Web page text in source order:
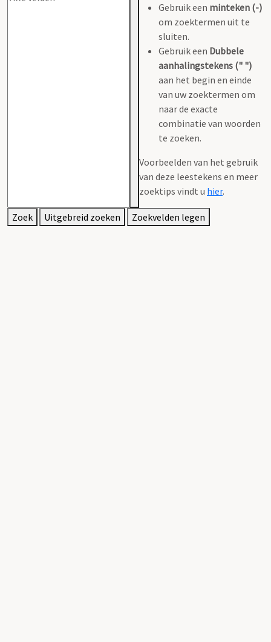
Gebruik een minteken (-)
om zoektermen uit te
sluiten.
Gebruik een Dubbele
aanhalingstekens (" ")
aan het begin en einde
van uw zoektermen om
naar de exacte
combinatie van woorden
te zoeken.
Voorbeelden van het gebruik
van deze leestekens en meer
zoektips vindt u hier.
Zoek Uitgebreid zoeken Zoekvelden legen